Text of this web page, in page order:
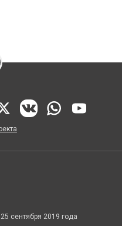
сентября 2019 года